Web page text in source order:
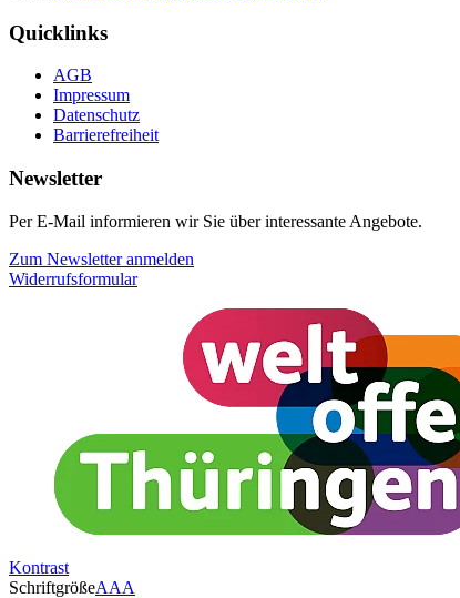
Quicklinks
AGB
Impressum
Datenschutz
Barrierefreiheit
Newsletter
Per E-Mail informieren wir Sie über interessante Angebote.
Zum Newsletter anmelden
Widerrufsformular
Kontrast
SchriftgrößeAAA